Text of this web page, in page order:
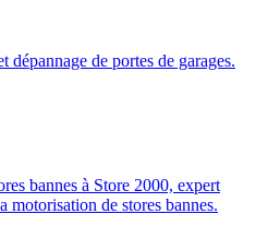
dépannage de portes de garages.
bannes à Store 2000, expert
motorisation de stores bannes.